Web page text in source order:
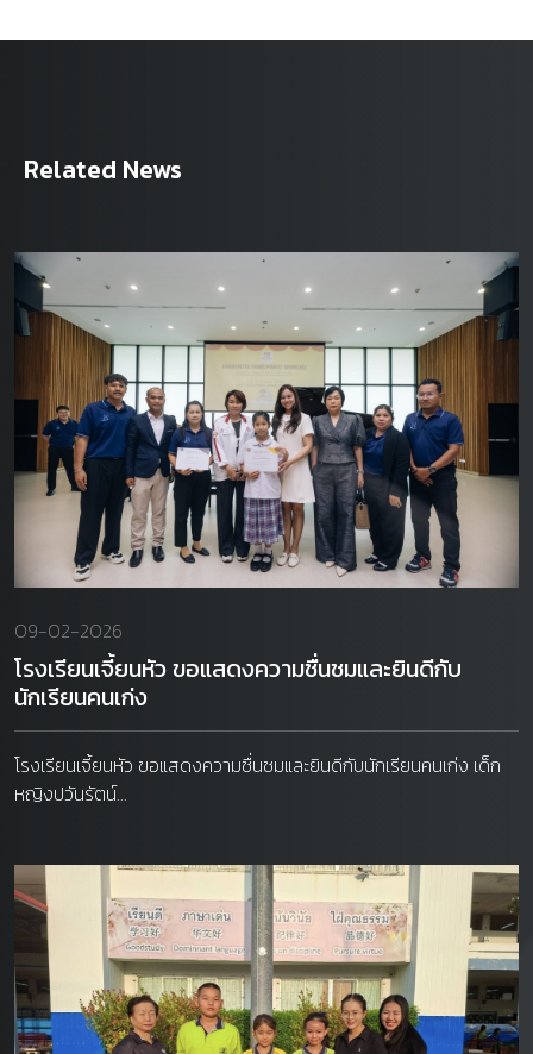
Related News
09-02-2026
โรงเรียนเจี้ยนหัว ขอแสดงความชื่นชมและยินดีกับ
นักเรียนคนเก่ง
โรงเรียนเจี้ยนหัว ขอแสดงความชื่นชมและยินดีกับนักเรียนคนเก่ง เด็ก
หญิงปวันรัตน์...